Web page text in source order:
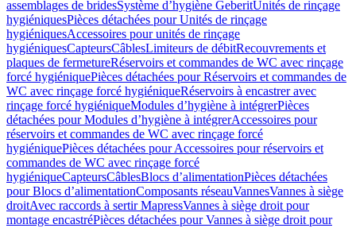
assemblages de bridesSystème d’hygiène GeberitUnités de rinçage
hygiéniquesPièces détachées pour Unités de rinçage
hygiéniquesAccessoires pour unités de rinçage
hygiéniquesCapteursCâblesLimiteurs de débitRecouvrements et
plaques de fermetureRéservoirs et commandes de WC avec rinçage
forcé hygiéniquePièces détachées pour Réservoirs et commandes de
WC avec rinçage forcé hygiéniqueRéservoirs à encastrer avec
rinçage forcé hygiéniqueModules d’hygiène à intégrerPièces
détachées pour Modules d’hygiène à intégrerAccessoires pour
réservoirs et commandes de WC avec rinçage forcé
hygiéniquePièces détachées pour Accessoires pour réservoirs et
commandes de WC avec rinçage forcé
hygiéniqueCapteursCâblesBlocs d’alimentationPièces détachées
pour Blocs d’alimentationComposants réseauVannesVannes à siège
droitAvec raccords à sertir MapressVannes à siège droit pour
montage encastréPièces détachées pour Vannes à siège droit pour